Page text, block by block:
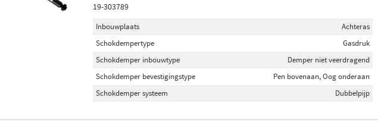
19-303789
Inbouwplaats
Achteras
Schokdempertype
Gasdruk
Schokdemper inbouwtype
Demper niet veerdragend
Schokdemper bevestigingstype
Pen bovenaan, Oog onderaan
Schokdemper systeem
Dubbelpijp